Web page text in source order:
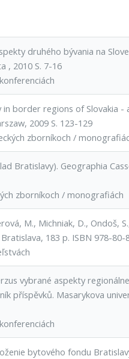
druhého bývania na
, 2010 S. 7-16
border regions of Slovakia -
2009 S. 123-129
zborníkoch /
Bratislavy). Geographia
zborníkoch / monografiách
M., Michniak, D., Ondoš,
183 p. ISBN 978-80-
vybrané aspekty
příspěvků. Masarykova
bytového fondu